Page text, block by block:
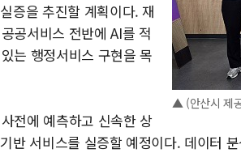
▲ (안산시 제
증을 추진할 계획이다. 재
공서비스 전반에 AI를 적
는 행정서비스 구현을 목
전에 예측하고 신속한 상
반 서비스를 실증할 예정이다. 데이터